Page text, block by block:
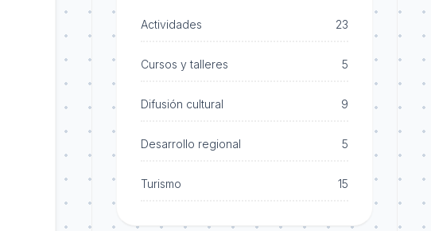
Actividades 23
Cursos y talleres 5
Difusión cultural 9
Desarrollo regional 5
Turismo 15